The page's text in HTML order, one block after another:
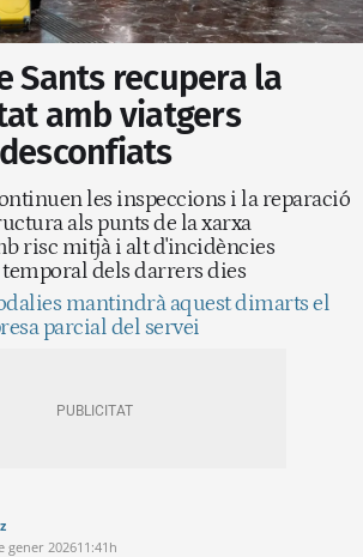
Sants recupera la
amb viatgers
les inspeccions i la reparació
als punts de la xarxa
risc mitjà i alt d'incidències
dels darrers dies
mantindrà aquest dimarts el
parcial del servei
gener 202611:41h